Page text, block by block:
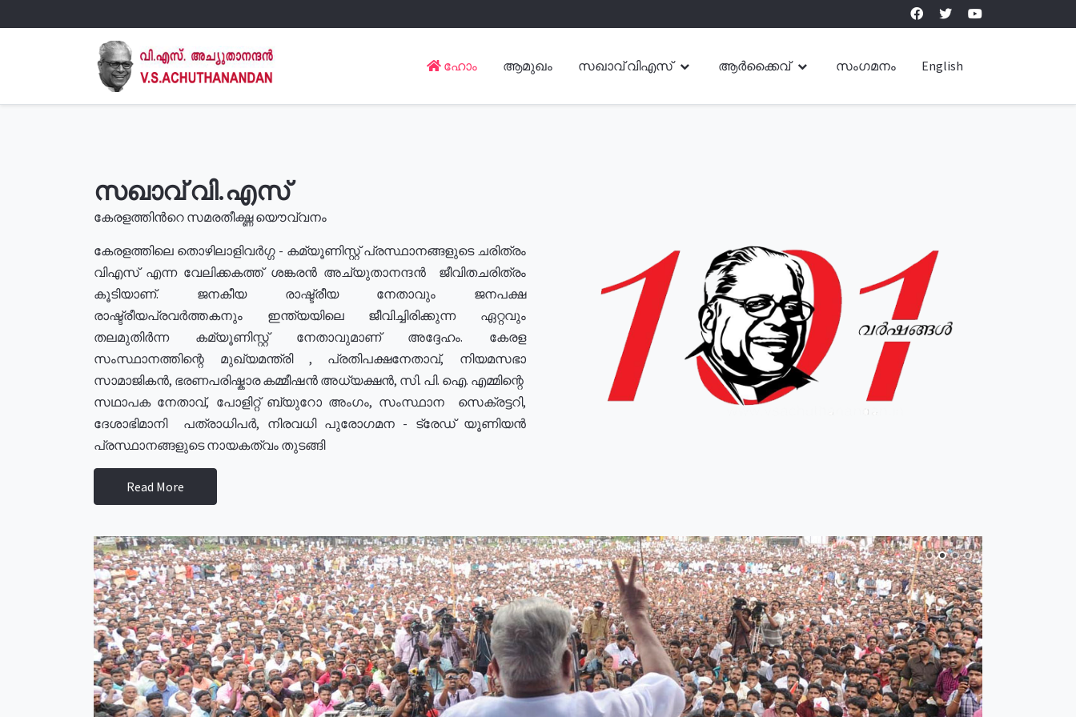
ഹോം ആമുഖം സഖാവ് വിഎസ് ആർക്കൈവ് സംഗമനം English
സഖാവ് വി.എസ്
കേരളത്തിൻറെ സമരതീക്ഷ്ണ യൌവ്വനം
കേരളത്തിലെ തൊഴിലാളിവർഗ്ഗ - കമ്യൂണിസ്റ്റ് പ്രസ്ഥാനങ്ങളുടെ ചരിത്രം
വിഎസ് എന്ന വേലിക്കകത്ത് ശങ്കരൻ അച്യുതാനന്ദൻ ജീവിതചരിത്രം
കൂടിയാണ്. ജനകീയ രാഷ്ട്രീയ നേതാവും ജനപക്ഷ
രാഷ്ട്രീയപ്രവർത്തകനും ഇന്ത്യയിലെ ജീവിച്ചിരിക്കുന്ന ഏറ്റവും
തലമുതിർന്ന കമ്യൂണിസ്റ്റ് നേതാവുമാണ് അദ്ദേഹം. കേരള
സംസ്ഥാനത്തിന്റെ മുഖ്യമന്ത്രി , പ്രതിപക്ഷനേതാവ്, നിയമസഭാ
സാമാജികൻ, ഭരണപരിഷ്കാര കമ്മീഷൻ അധ്യക്ഷൻ, സി. പി. ഐ. എമ്മിന്റെ
സഥാപക നേതാവ്, പോളിറ്റ് ബ്യുറോ അംഗം, സംസ്ഥാന സെക്രട്ടറി,
ദേശാഭിമാനി പത്രാധിപർ, നിരവധി പുരോഗമന - ട്രേഡ് യൂണിയൻ
പ്രസ്ഥാനങ്ങളുടെ നായകത്വം തുടങ്ങി
Read More